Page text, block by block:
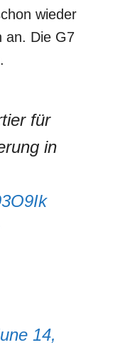
wieder
an. Die G7
für
in
14,